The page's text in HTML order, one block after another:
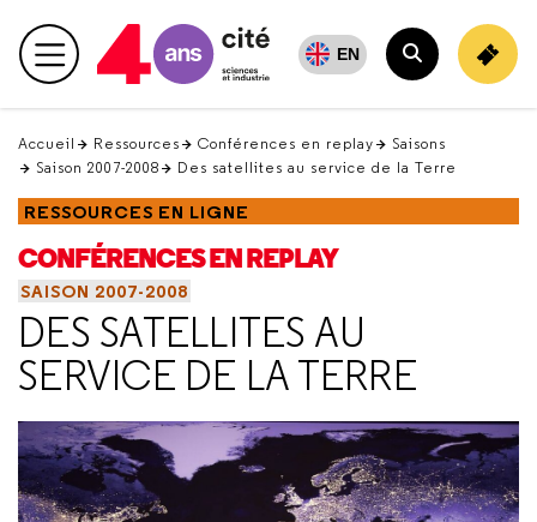
en
haut Menu principal EN
Rechercher
Accueil Ressources Conférences en replay
Saisons
Saison 2007-2008
Des satellites au service de la Terre
RESSOURCES EN LIGNE
CONFÉRENCES EN REPLAY
SAISON 2007-2008
DES SATELLITES AU
SERVICE DE LA TERRE